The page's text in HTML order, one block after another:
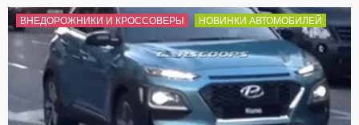
ВНЕДОРОЖНИКИ И КРОССОВЕРЫ НОВИНКИ АВТОМОБИЛЕЙ